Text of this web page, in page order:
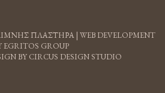
ΠΛΑΣΤΗΡΑ | WEB DEVELOPMENT
EGRITOS GROUP
BY CIRCUS DESIGN STUDIO